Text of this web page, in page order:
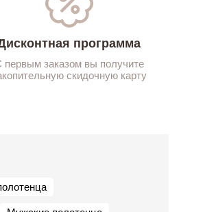
программа
первым заказом вы получите
скидочную карту